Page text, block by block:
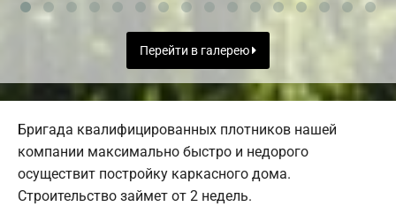
Перейти в галерею
Бригада квалифицированных плотников нашей
компании максимально быстро и недорого
осуществит постройку каркасного дома.
Строительство займет от 2 недель.